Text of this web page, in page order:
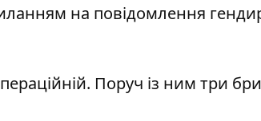
на повідомлення
Поруч із ним три